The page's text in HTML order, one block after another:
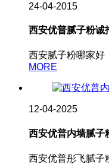
24-04-2015
西安优普腻子粉诚
西安腻子粉哪家好
MORE
12-04-2025
西安优普内墙腻子
西安优普彤飞腻子